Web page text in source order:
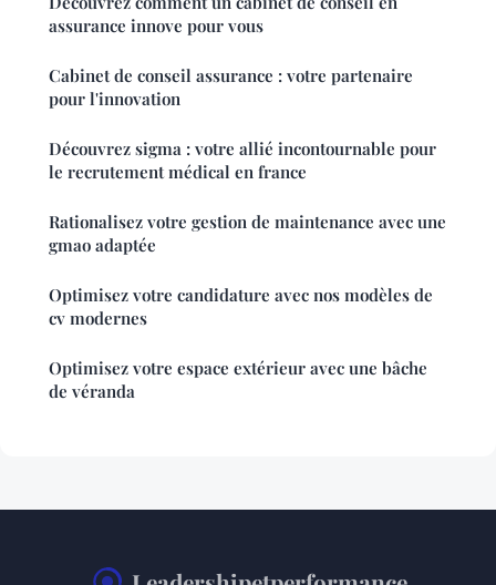
assurance innove pour vous
Cabinet de conseil assurance : votre partenaire
pour l'innovation
Découvrez sigma : votre allié incontournable pour
le recrutement médical en france
Rationalisez votre gestion de maintenance avec une
gmao adaptée
Optimisez votre candidature avec nos modèles de
cv modernes
Optimisez votre espace extérieur avec une bâche
de véranda